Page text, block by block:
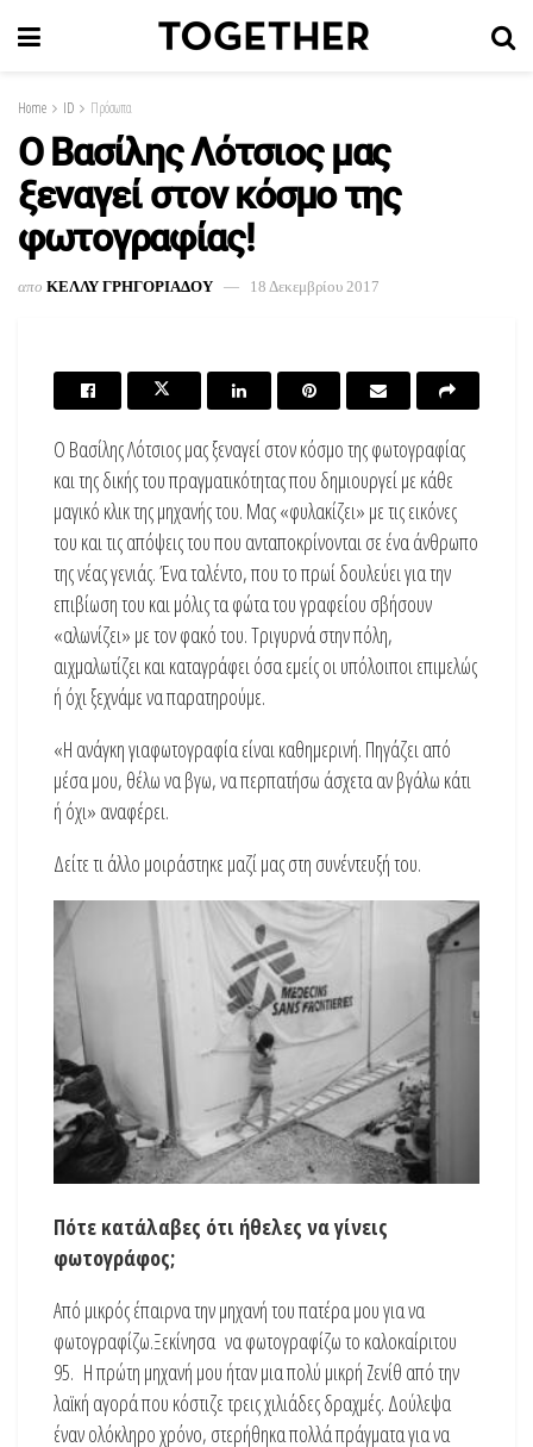
Home ID Πρόσωπα
Ο Βασίλης Λότσιος μας
ξεναγεί στον κόσμο της
φωτογραφίας!
απο ΚΕΛΛΥ ΓΡΗΓΟΡΙΑΔΟΥ 18 Δεκεμβρίου 2017
Ο Βασίλης Λότσιος μας ξεναγεί στον κόσμο της φωτογραφίας
και της δικής του πραγματικότητας που δημιουργεί με κάθε
μαγικό κλικ της μηχανής του. Μας «φυλακίζει» με τις εικόνες
του και τις απόψεις του που ανταποκρίνονται σε ένα άνθρωπο
της νέας γενιάς. Ένα ταλέντο, που το πρωί δουλεύει για την
επιβίωση του και μόλις τα φώτα του γραφείου σβήσουν
«αλωνίζει» με τον φακό του. Τριγυρνά στην πόλη,
αιχμαλωτίζει και καταγράφει όσα εμείς οι υπόλοιποι επιμελώς
ή όχι ξεχνάμε να παρατηρούμε.
«Η ανάγκη γιαφωτογραφία είναι καθημερινή. Πηγάζει από
μέσα μου, θέλω να βγω, να περπατήσω άσχετα αν βγάλω κάτι
ή όχι» αναφέρει.
Δείτε τι άλλο μοιράστηκε μαζί μας στη συνέντευξή του.
Πότε κατάλαβες ότι ήθελες να γίνεις
φωτογράφος;
Από μικρός έπαιρνα την μηχανή του πατέρα μου για να
φωτογραφίζω.Ξεκίνησα να φωτογραφίζω το καλοκαίριτου
95. Η πρώτη μηχανή μου ήταν μια πολύ μικρή Ζενίθ από την
λαϊκή αγορά που κόστιζε τρεις χιλιάδες δραχμές. Δούλεψα
έναν ολόκληρο χρόνο, στερήθηκα πολλά πράγματα για να